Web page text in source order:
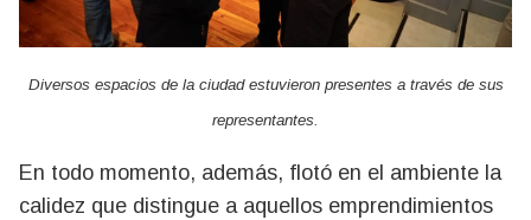
Diversos espacios de la ciudad estuvieron presentes a través de sus
representantes.
En todo momento, además, flotó en el ambiente la
calidez que distingue a aquellos emprendimientos